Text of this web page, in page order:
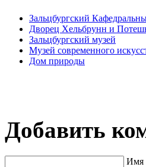
Зальцбургский
Дворец Хельбрунн и
Зальцбургский музей
Музей современного
Дом природы
Добавить
Имя